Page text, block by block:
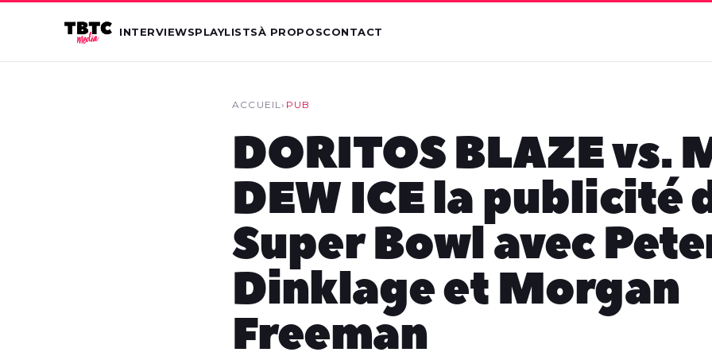
INTERVIEWSPLAYLISTSÀ PROPOSCONTACT
ACCUEIL› PUB
DORITOS BLAZE vs.
DEW ICE la publicité
Super Bowl avec
Dinklage et Morgan
Freeman